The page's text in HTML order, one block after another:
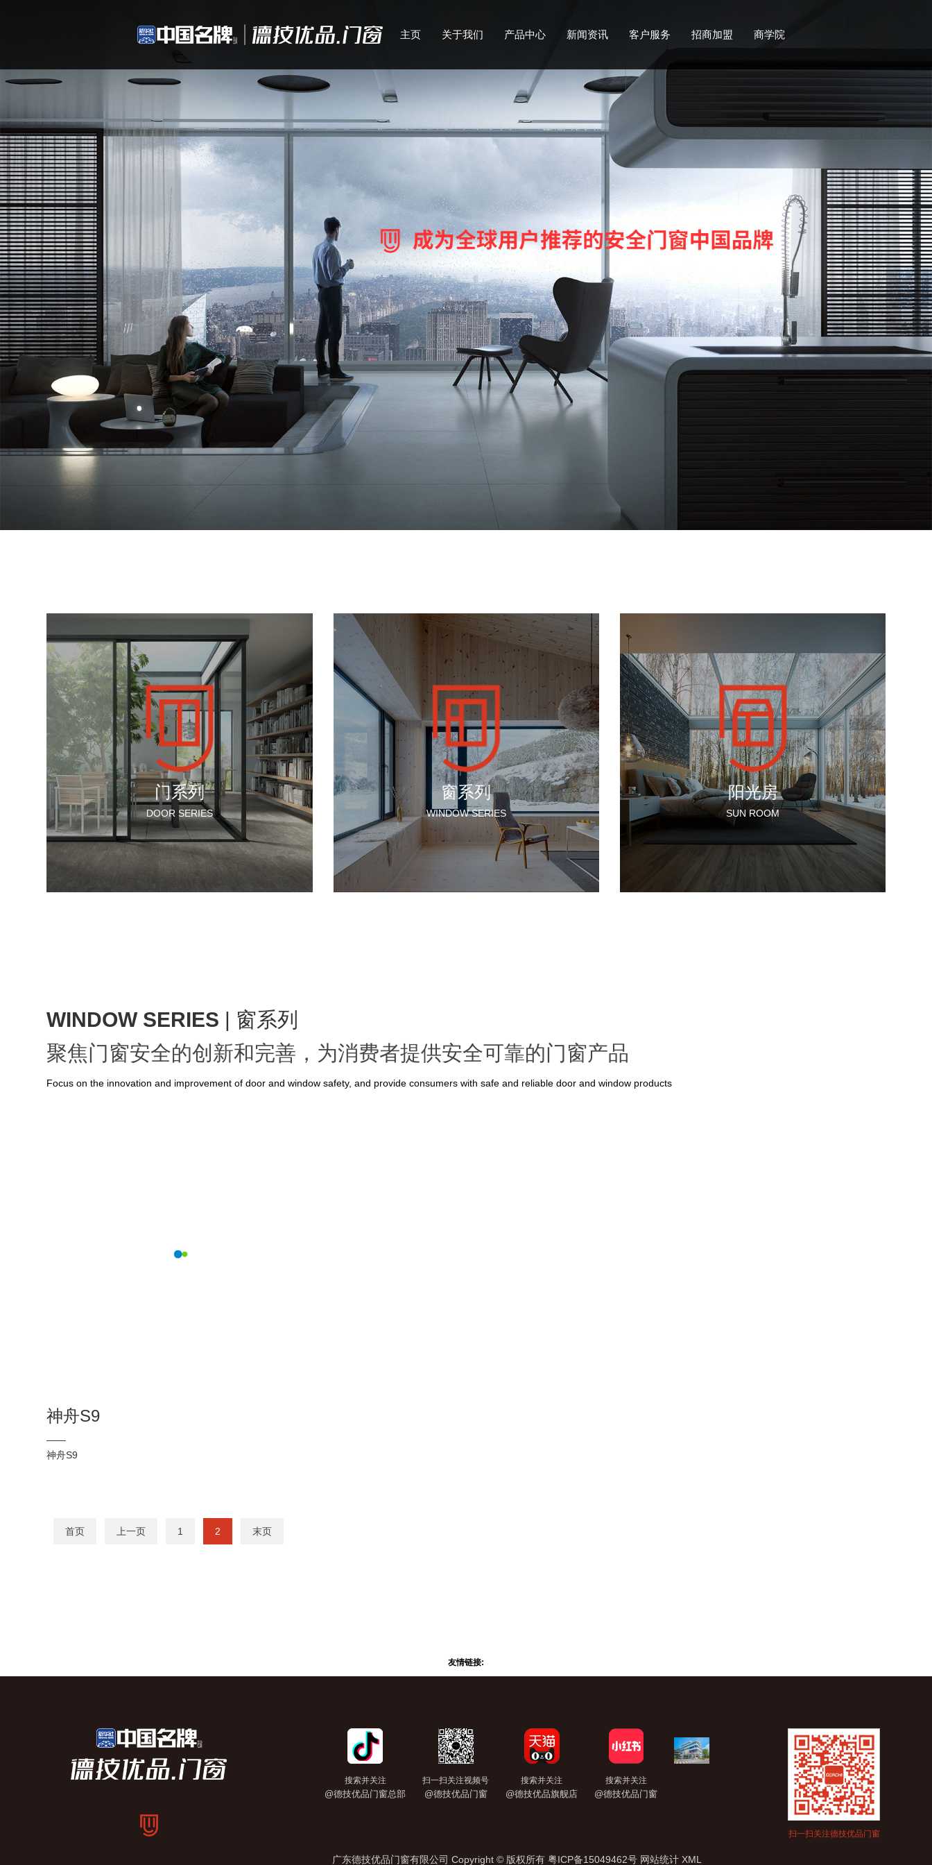
主页 关于我们 产品中心 新闻资讯 客户服务 招商加盟 商学院
门系列
DOOR SERIES
窗系列
WINDOW SERIES
阳光房
SUN ROOM
WINDOW SERIES | 窗系列
聚焦门窗安全的创新和完善，为消费者提供安全可靠的门窗产品
Focus on the innovation and improvement of door and window safety, and provide consumers with safe and reliable door and window products
神舟S9
——
神舟S9
首页 上一页 1 2 末页
友情链接:
搜索并关注
@德技优品门窗总部
扫一扫关注视频号
@德技优品门窗
搜索并关注
@德技优品旗舰店
搜索并关注
@德技优品门窗
广东德技优品门窗有限公司 Copyright © 版权所有 粤ICP备15049462号 网站统计 XML
扫一扫关注德技优品门窗